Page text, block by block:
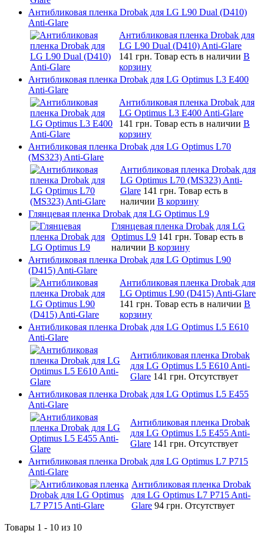
Антибликовая пленка Drobak для LG L90 Dual (D410)
Anti-Glare
Антибликовая пленка Drobak для
LG L90 Dual (D410) Anti-Glare
141 грн. Товар есть в наличии В
корзину
Антибликовая пленка Drobak для LG Optimus L3 E400
Anti-Glare
Антибликовая пленка Drobak для
LG Optimus L3 E400 Anti-Glare
141 грн. Товар есть в наличии В
корзину
Антибликовая пленка Drobak для LG Optimus L70
(MS323) Anti-Glare
Антибликовая пленка Drobak для
LG Optimus L70 (MS323) Anti-
Glare 141 грн. Товар есть в
наличии В корзину
Глянцевая пленка Drobak для LG Optimus L9
Глянцевая пленка Drobak для LG
Optimus L9 141 грн. Товар есть в
наличии В корзину
Антибликовая пленка Drobak для LG Optimus L90
(D415) Anti-Glare
Антибликовая пленка Drobak для
LG Optimus L90 (D415) Anti-Glare
141 грн. Товар есть в наличии В
корзину
Антибликовая пленка Drobak для LG Optimus L5 E610
Anti-Glare
Антибликовая пленка Drobak
для LG Optimus L5 E610 Anti-
Glare 141 грн. Отсутствует
Антибликовая пленка Drobak для LG Optimus L5 E455
Anti-Glare
Антибликовая пленка Drobak
для LG Optimus L5 E455 Anti-
Glare 141 грн. Отсутствует
Антибликовая пленка Drobak для LG Optimus L7 P715
Anti-Glare
Антибликовая пленка Drobak
для LG Optimus L7 P715 Anti-
Glare 94 грн. Отсутствует
Товары 1 - 10 из 10